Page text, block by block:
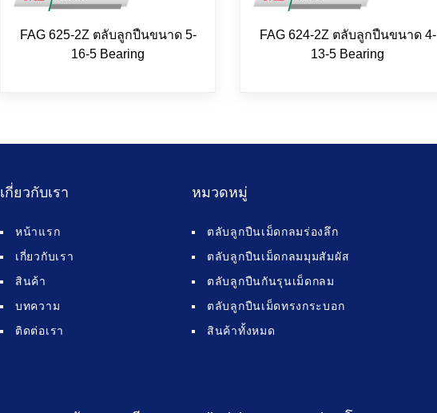
FAG 625-2Z ตลับลูกปืนขนาด 5-
16-5 Bearing
FAG 624-2Z ตลับลูกปืนขนาด 4-
13-5 Bearing
เกี่ยวกับเรา
หน้าแรก
เกี่ยวกับเรา
สินค้า
บทความ
ติดต่อเรา
หมวดหมู่
ตลับลูกปืนเม็ดกลมร่องลึก
ตลับลูกปืนเม็ดกลมมุมสัมผัส
ตลับลูกปืนกันรุนเม็ดกลม
ตลับลูกปืนเม็ดทรงกระบอก
สินค้าทั้งหมด